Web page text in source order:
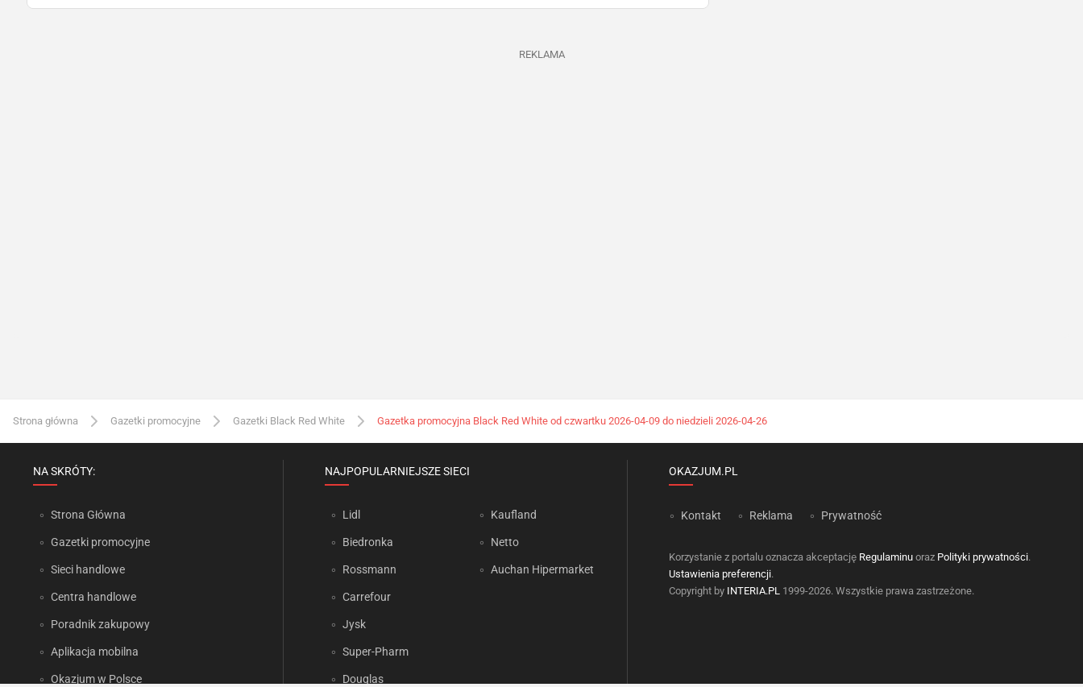
REKLAMA
Strona główna Gazetki promocyjne Gazetki Black Red White Gazetka promocyjna Black Red White od czwartku 2026-04-09 do niedzieli 2026-04-26
NA SKRÓTY:
Strona Główna
Gazetki promocyjne
Sieci handlowe
Centra handlowe
Poradnik zakupowy
Aplikacja mobilna
Okazjum w Polsce
NAJPOPULARNIEJSZE SIECI
Lidl
Biedronka
Rossmann
Carrefour
Jysk
Super-Pharm
Douglas
Kaufland
Netto
Auchan Hipermarket
OKAZJUM.PL
Kontakt Reklama Prywatność
Korzystanie z portalu oznacza akceptację Regulaminu oraz Polityki prywatności.
Ustawienia preferencji.
Copyright by INTERIA.PL 1999-2026. Wszystkie prawa zastrzeżone.